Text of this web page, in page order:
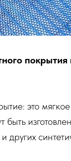
покрытия
это
быть
других